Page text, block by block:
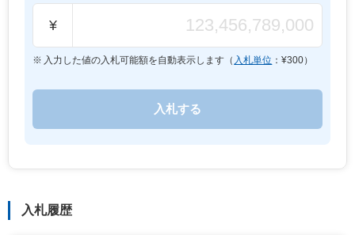
¥
入力した値の入札可能額を自動表示します（ 入札単位 ：¥300）
入札履歴